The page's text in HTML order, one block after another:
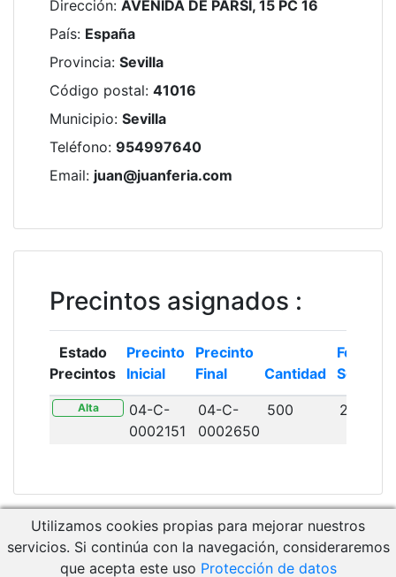
Dirección: AVENIDA DE PARSI, 15 PC 16
País: España
Provincia: Sevilla
Código postal: 41016
Municipio: Sevilla
Teléfono: 954997640
Email: juan@juanferia.com
Precintos asignados :
Estado
Precintos
Precinto
Inicial
Precinto
Final
Cantidad
Fecha
Solicitud
Alta
04-C-
0002151
04-C-
0002650
500 25/01/
Descargar Manual de Usuario
Acceso a RCM Gestión
Utilizamos cookies propias para mejorar nuestros
servicios. Si continúa con la navegación, consideraremos
que acepta este uso Protección de datos